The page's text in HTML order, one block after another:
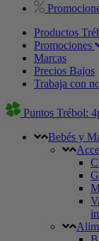
Productos
Promociones
Marcas
Precios Bajos
Trabaja con
Puntos Trébol:
Bebés y